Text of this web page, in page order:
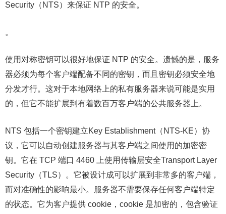
Security（NTS）来保证 NTP 的安全。
。
使用对称密钥可以很好地保证 NTP 的安全。遗憾的是，服务
器必须为每个客户端配备不同的密钥，而且密钥必须安全地
分发才行。这对于本地网络上的私有服务器来说可能是实用
的，但它不能扩展到有着数百万客户端的公共服务器上。
NTS 包括一个密钥建立Key Establishment（NTS-KE）协
议，它可以自动创建服务器与其客户端之间使用的加密密
钥。它在 TCP 端口 4460 上使用传输层安全Transport Layer
Security（TLS）。它被设计成可以扩展到非常多的客户端，
而对准确性的影响最小。服务器不需要保存任何客户端特定
的状态。它为客户提供 cookie，cookie 是加密的，包含验证